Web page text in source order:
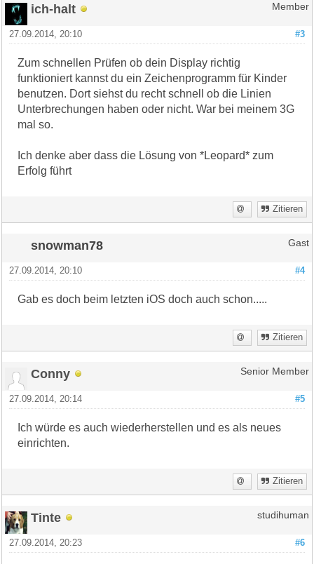
ich-halt Member
#3
27.09.2014, 20:10
Zum schnellen Prüfen ob dein Display richtig
funktioniert kannst du ein Zeichenprogramm für Kinder
benutzen. Dort siehst du recht schnell ob die Linien
Unterbrechungen haben oder nicht. War bei meinem 3G
mal so.
Ich denke aber dass die Lösung von *Leopard* zum
Erfolg führt
Zitieren
snowman78 Gast
#4
27.09.2014, 20:10
Gab es doch beim letzten iOS doch auch schon.....
Zitieren
Conny Senior Member
#5
27.09.2014, 20:14
Ich würde es auch wiederherstellen und es als neues
einrichten.
Zitieren
Tinte studihuman
#6
27.09.2014, 20:23